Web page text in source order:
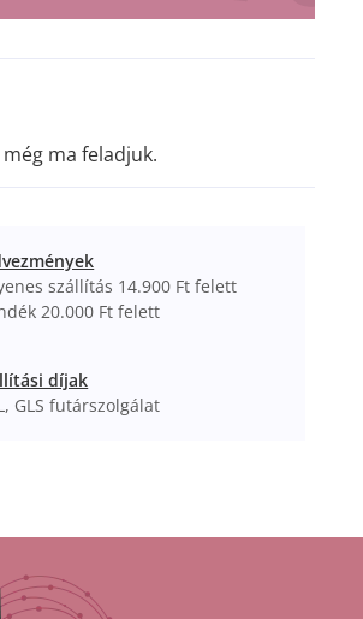
ma feladjuk.
szállítás 14.900 Ft felett
20.000 Ft felett
díjak
GLS futárszolgálat